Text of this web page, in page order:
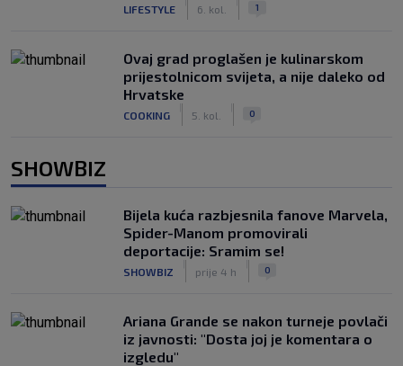
LIFESTYLE 6. kol. 1
Ovaj grad proglašen je kulinarskom
prijestolnicom svijeta, a nije daleko od
Hrvatske
COOKING 5. kol. 0
SHOWBIZ
Bijela kuća razbjesnila fanove Marvela,
Spider-Manom promovirali
deportacije: Sramim se!
SHOWBIZ prije 4 h 0
Ariana Grande se nakon turneje povlači
iz javnosti: "Dosta joj je komentara o
izgledu"